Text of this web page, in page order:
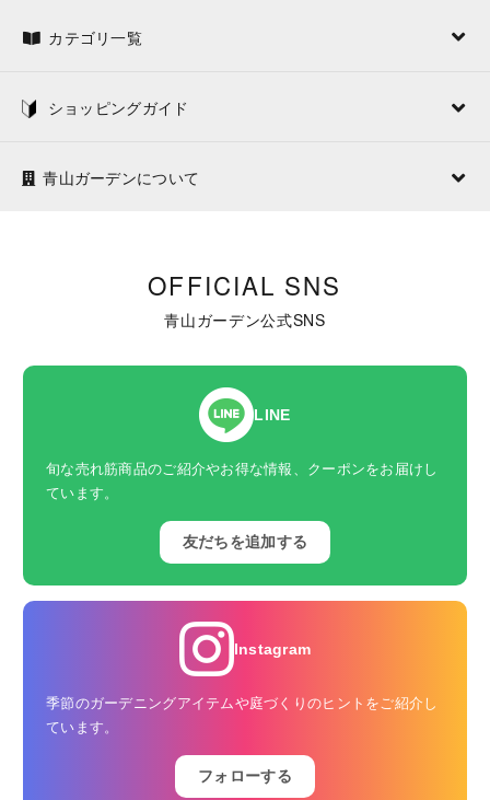
カテゴリ一覧
ショッピングガイド
青山ガーデンについて
OFFICIAL SNS
青山ガーデン公式SNS
LINE
旬な売れ筋商品のご紹介やお得な情報、クーポンをお届けし
ています。
友だちを追加する
Instagram
季節のガーデニングアイテムや庭づくりのヒントをご紹介し
ています。
フォローする